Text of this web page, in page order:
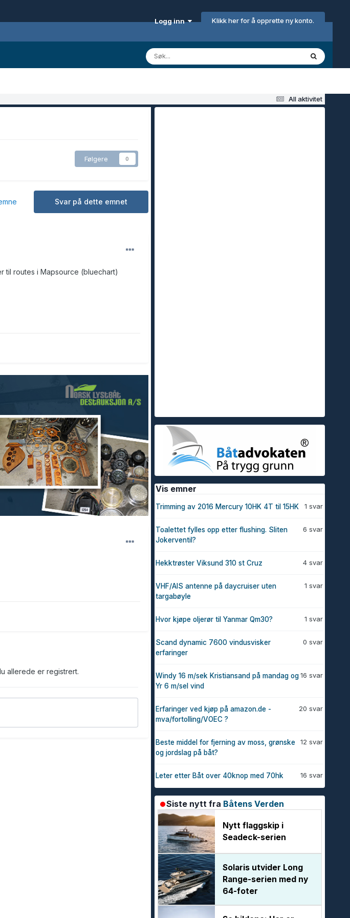
Logg inn Klikk her for å opprette ny konto.
All aktivitet
Følgere 0
Svar på dette emnet
til routes i Mapsource (bluechart)
allerede er registrert.
Vis emner
1 svar
Trimming av 2016 Mercury 10HK 4T til 15HK
6 svar
Toalettet fylles opp etter flushing. Sliten
Jokerventil?
4 svar
Hekktrøster Viksund 310 st Cruz
1 svar
VHF/AIS antenne på daycruiser uten
targabøyle
1 svar
Hvor kjøpe oljerør til Yanmar Qm30?
0 svar
Scand dynamic 7600 vindusvisker
erfaringer
16 svar
Windy 16 m/sek Kristiansand på mandag og
Yr 6 m/sel vind
20 svar
Erfaringer ved kjøp på amazon.de -
mva/fortolling/VOEC ?
12 svar
Beste middel for fjerning av moss, grønske
og jordslag på båt?
16 svar
Leter etter Båt over 40knop med 70hk
Siste nytt fra Båtens Verden
Nytt flaggskip i
Seadeck-serien
Solaris utvider Long
Range-serien med ny
64-foter